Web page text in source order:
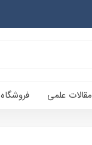
مقالات علمی فروشگاه